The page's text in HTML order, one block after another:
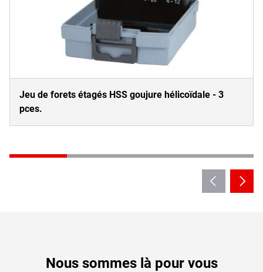
Jeu de forets étagés HSS goujure hélicoïdale - 3
pces.
Nous sommes là pour vous